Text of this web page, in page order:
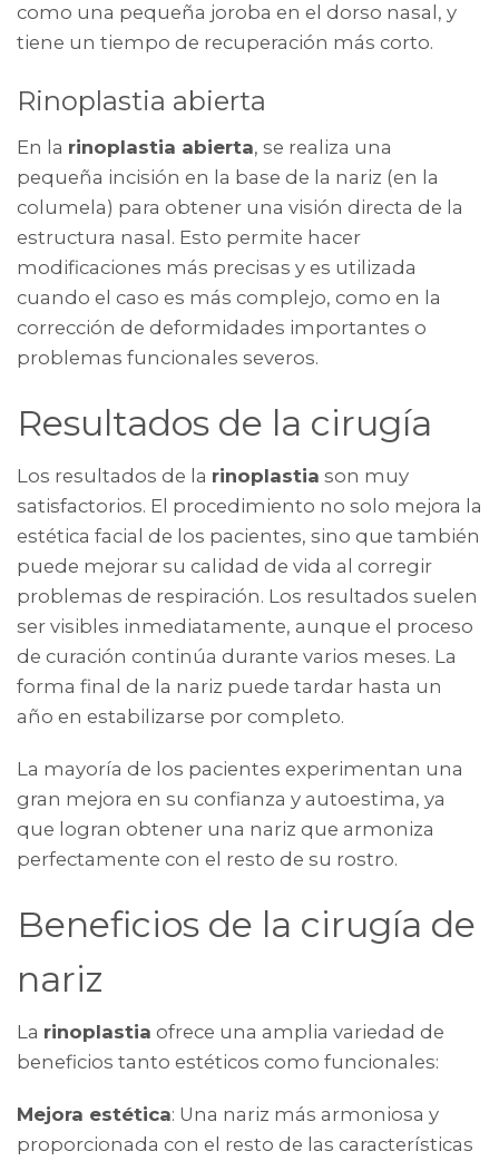
como una pequeña joroba en el dorso nasal, y
tiene un tiempo de recuperación más corto.
Rinoplastia abierta
En la rinoplastia abierta, se realiza una
pequeña incisión en la base de la nariz (en la
columela) para obtener una visión directa de la
estructura nasal. Esto permite hacer
modificaciones más precisas y es utilizada
cuando el caso es más complejo, como en la
corrección de deformidades importantes o
problemas funcionales severos.
Resultados de la cirugía
Los resultados de la rinoplastia son muy
satisfactorios. El procedimiento no solo mejora la
estética facial de los pacientes, sino que también
puede mejorar su calidad de vida al corregir
problemas de respiración. Los resultados suelen
ser visibles inmediatamente, aunque el proceso
de curación continúa durante varios meses. La
forma final de la nariz puede tardar hasta un
año en estabilizarse por completo.
La mayoría de los pacientes experimentan una
gran mejora en su confianza y autoestima, ya
que logran obtener una nariz que armoniza
perfectamente con el resto de su rostro.
Beneficios de la cirugía de
nariz
La rinoplastia ofrece una amplia variedad de
beneficios tanto estéticos como funcionales:
Mejora estética: Una nariz más armoniosa y
proporcionada con el resto de las características